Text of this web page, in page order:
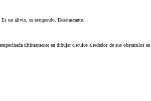
un alivio, es estupendo. Desatascante.
últimamente en dibujar círculos alrededor de sus obstáculos en